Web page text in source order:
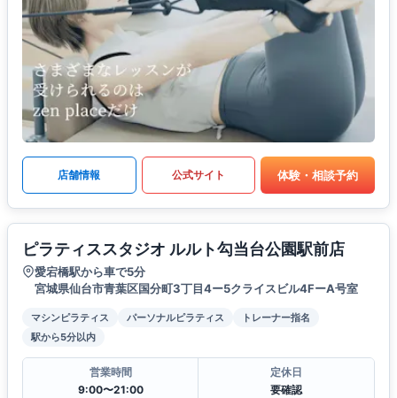
店舗情報 公式サイト 体験・相談予約
ピラティススタジオ ルルト勾当台公園駅前店
愛宕橋駅から車で5分
宮城県仙台市青葉区国分町3丁目4ー5クライスビル4FーA号室
マシンピラティス パーソナルピラティス
トレーナー指名
駅から5分以内
営業時間
9:00〜21:00
定休日
要確認